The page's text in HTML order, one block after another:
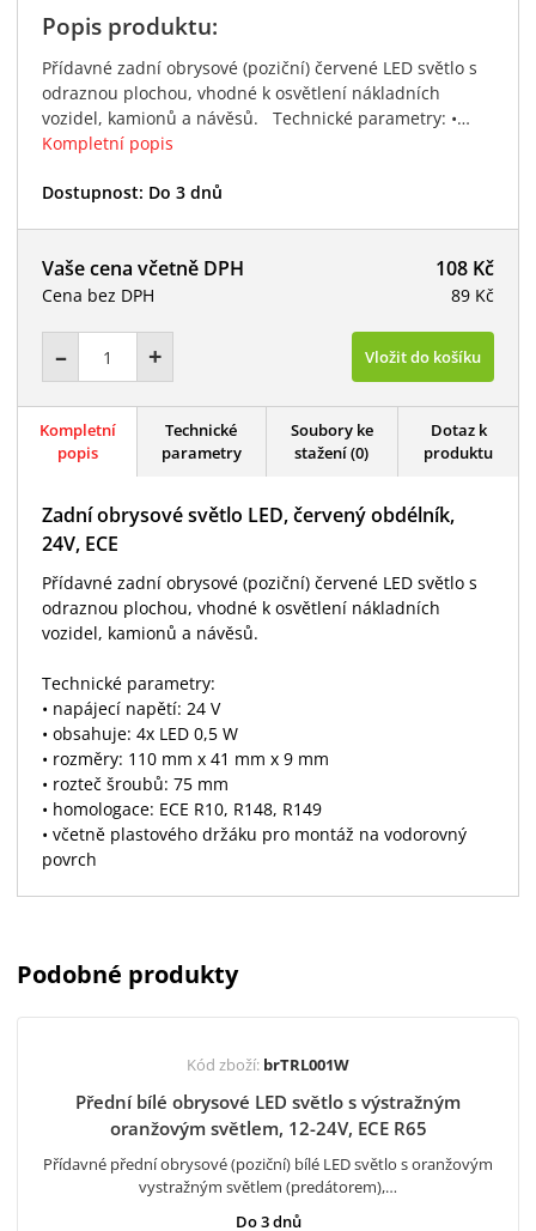
Popis produktu:
Přídavné zadní obrysové (poziční) červené LED světlo s
odraznou plochou, vhodné k osvětlení nákladních
vozidel, kamionů a návěsů. Technické parametry: •…
Kompletní popis
Dostupnost: Do 3 dnů
Vaše cena včetně DPH 108 Kč
Cena bez DPH 89 Kč
– + Vložit do košíku
Kompletní
popis
Technické
parametry
Soubory ke
stažení (0)
Dotaz k
produktu
Zadní obrysové světlo LED, červený obdélník,
24V, ECE
Přídavné zadní obrysové (poziční) červené LED světlo s
odraznou plochou, vhodné k osvětlení nákladních
vozidel, kamionů a návěsů.
Technické parametry:
• napájecí napětí: 24 V
• obsahuje: 4x LED 0,5 W
• rozměry: 110 mm x 41 mm x 9 mm
• rozteč šroubů: 75 mm
• homologace: ECE R10, R148, R149
• včetně plastového držáku pro montáž na vodorovný
povrch
Podobné produkty
Kód zboží: brTRL001W
Přední bílé obrysové LED světlo s výstražným
oranžovým světlem, 12-24V, ECE R65
Přídavné přední obrysové (poziční) bílé LED světlo s oranžovým
vystražným světlem (predátorem),…
Do 3 dnů